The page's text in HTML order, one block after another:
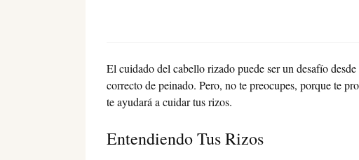
El cuidado del cabello rizado puede ser un desafío
correcto de peinado. Pero, no te preocupes, porque te
te ayudará a cuidar tus rizos.
Entendiendo Tus Rizos